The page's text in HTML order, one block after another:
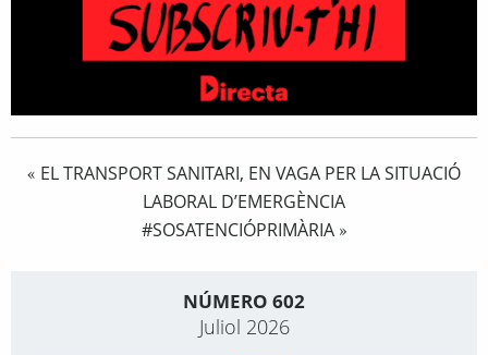
« EL TRANSPORT SANITARI, EN VAGA PER LA SITUACIÓ
LABORAL D’EMERGÈNCIA
#SOSATENCIÓPRIMÀRIA»
NÚMERO 602
Juliol 2026